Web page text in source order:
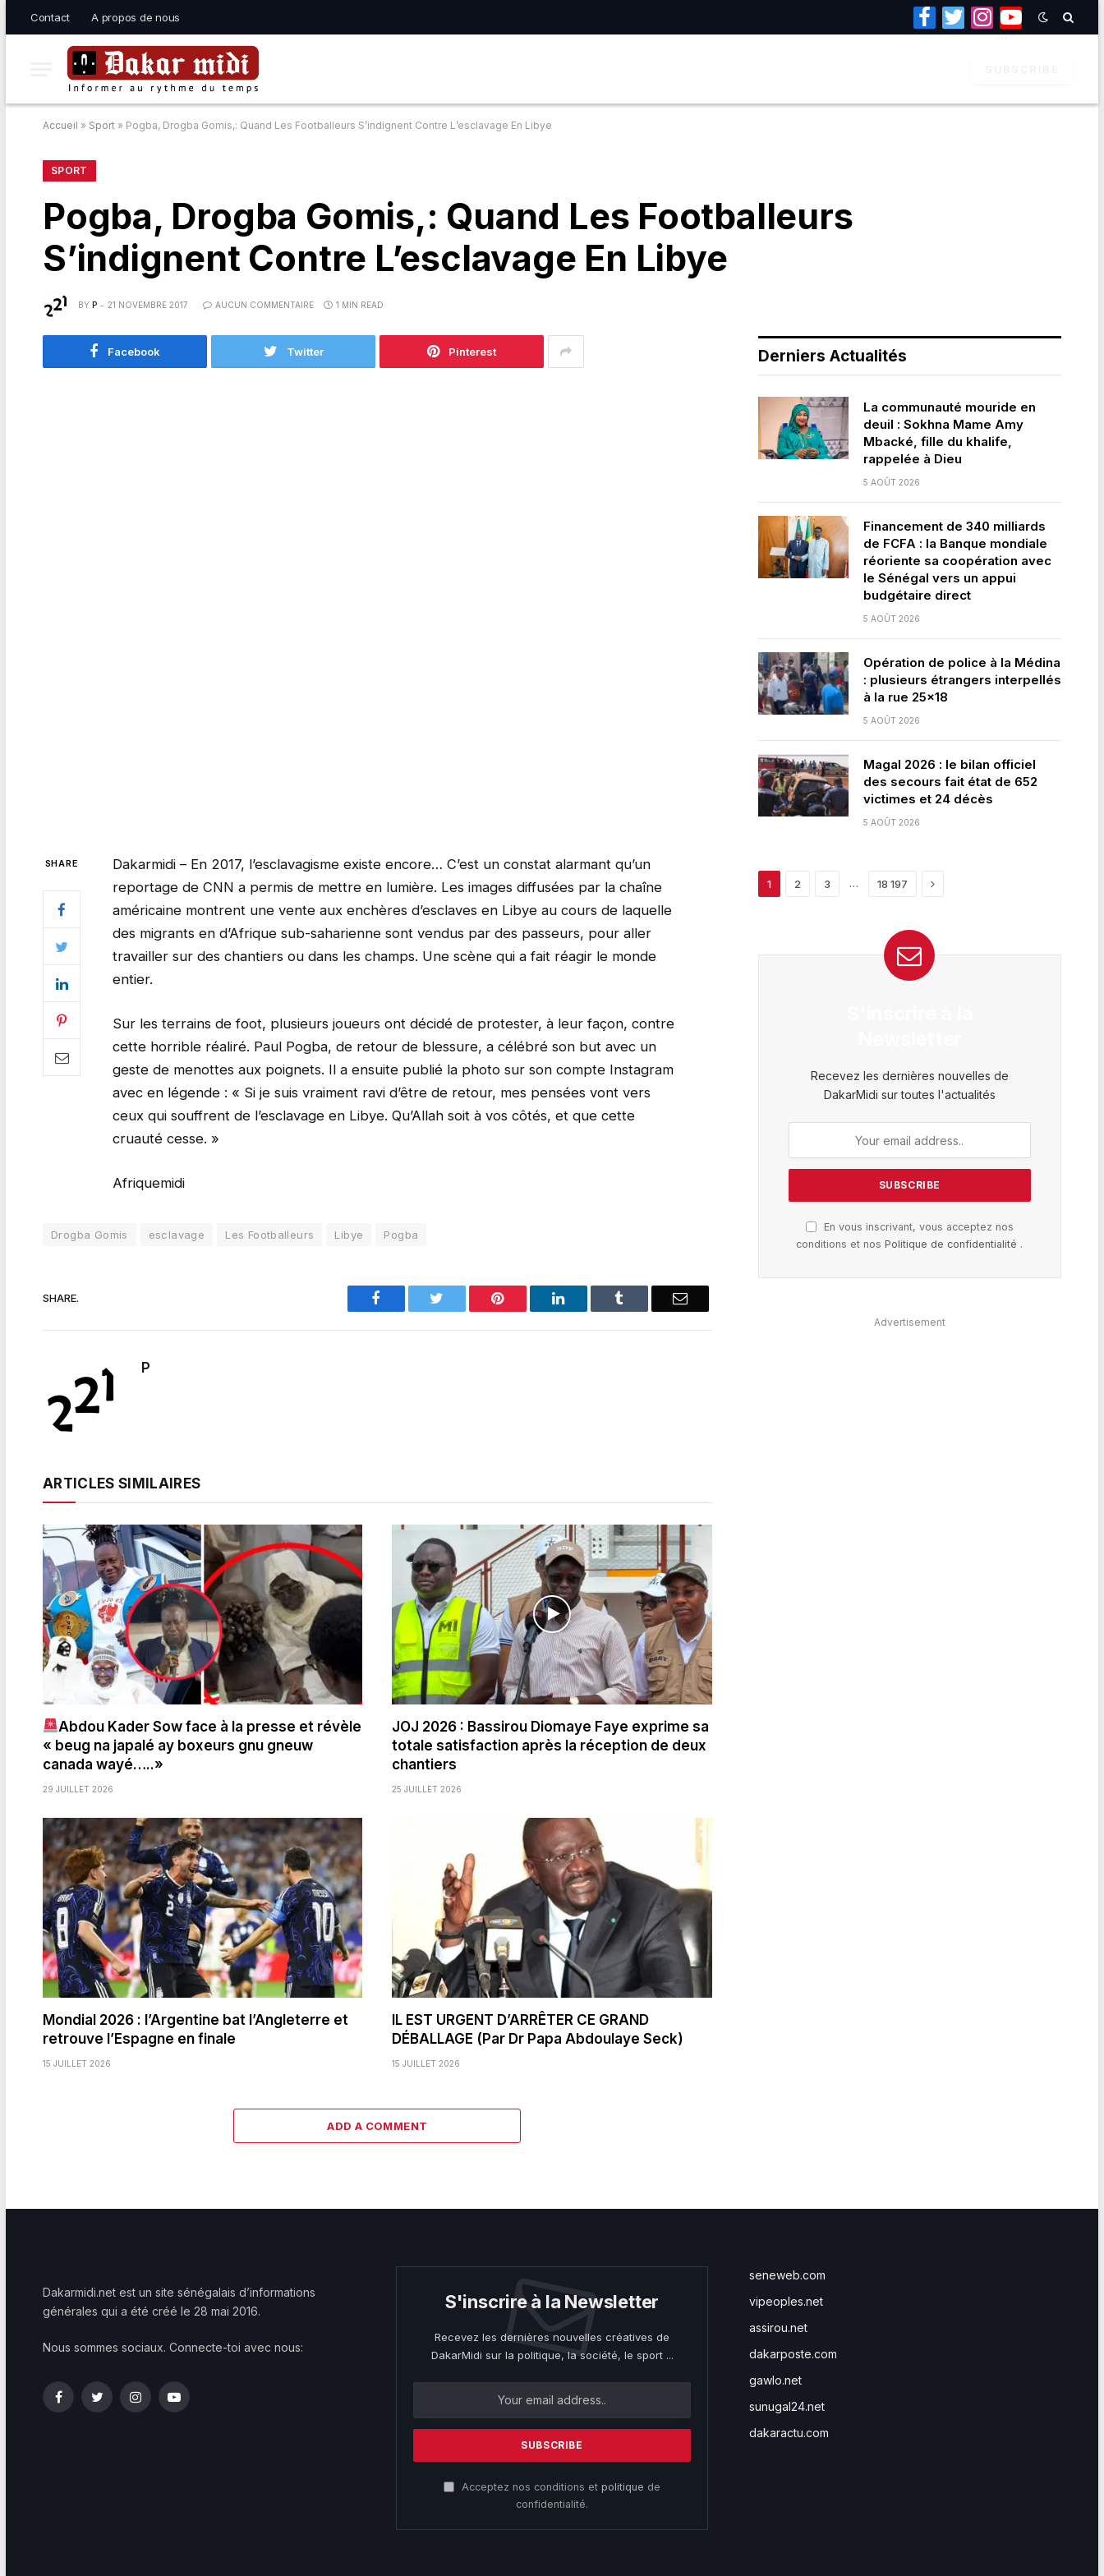
Contact A propos de nous
Facebook
TwitterInstagramYouTube
Accueil » Sport » Pogba, Drogba Gomis,: Quand Les Footballeurs S’indignent Contre L’esclavage En Libye
SPORT
Pogba, Drogba Gomis,: Quand Les Footballeurs
S’indignent Contre L’esclavage En Libye
BY P 21 NOVEMBRE 2017 AUCUN COMMENTAIRE 1 MIN READ
Facebook Twitter Pinterest
SHARE
Dakarmidi – En 2017, l’esclavagisme existe encore… C’est un constat alarmant qu’un
reportage de CNN a permis de mettre en lumière. Les images diffusées par la chaîne
américaine montrent une vente aux enchères d’esclaves en Libye au cours de laquelle
des migrants en d’Afrique sub-saharienne sont vendus par des passeurs, pour aller
travailler sur des chantiers ou dans les champs. Une scène qui a fait réagir le monde
entier.
Sur les terrains de foot, plusieurs joueurs ont décidé de protester, à leur façon, contre
cette horrible réaliré. Paul Pogba, de retour de blessure, a célébré son but avec un
geste de menottes aux poignets. Il a ensuite publié la photo sur son compte Instagram
avec en légende : « Si je suis vraiment ravi d’être de retour, mes pensées vont vers
ceux qui souffrent de l’esclavage en Libye. Qu’Allah soit à vos côtés, et que cette
cruauté cesse. »
Afriquemidi
Drogba Gomis esclavage Les Footballeurs Libye Pogba
SHARE. Facebook Pinterest LinkedIn Email
P
ARTICLES SIMILAIRES
Abdou Kader Sow face à la presse et révèle
« beug na japalé ay boxeurs gnu gneuw
canada wayé…..»
29 JUILLET 2026
JOJ 2026 : Bassirou Diomaye Faye exprime sa
totale satisfaction après la réception de deux
chantiers
25 JUILLET 2026
Mondial 2026 : l’Argentine bat l’Angleterre et
retrouve l’Espagne en finale
15 JUILLET 2026
IL EST URGENT D’ARRÊTER CE GRAND
DÉBALLAGE (Par Dr Papa Abdoulaye Seck)
15 JUILLET 2026
ADD A COMMENT
Derniers Actualités
La communauté mouride en
deuil : Sokhna Mame Amy
Mbacké, fille du khalife,
rappelée à Dieu
5 AOÛT 2026
Financement de 340 milliards
de FCFA : la Banque mondiale
réoriente sa coopération avec
le Sénégal vers un appui
budgétaire direct
5 AOÛT 2026
Opération de police à la Médina
: plusieurs étrangers interpellés
à la rue 25×18
5 AOÛT 2026
Magal 2026 : le bilan officiel
des secours fait état de 652
victimes et 24 décès
5 AOÛT 2026
1 2 3 … 18 197 Next
Recevez les dernières nouvelles de
DakarMidi sur toutes l'actualités
En vous inscrivant, vous acceptez nos
conditions et nosPolitique de confidentialité .
Advertisement
Dakarmidi.net est un site sénégalais d’informations
générales qui a été créé le 28 mai 2016.
Nous sommes sociaux. Connecte-toi avec nous:
FacebookTwitterInstagramYouTube
S'inscrire à la Newsletter
Recevez les dernières nouvelles créatives de
DakarMidi sur la politique, la société, le sport ...
Acceptez nos conditions et politique de
confidentialité.
seneweb.com
vipeoples.net
assirou.net
dakarposte.com
gawlo.net
sunugal24.net
dakaractu.com